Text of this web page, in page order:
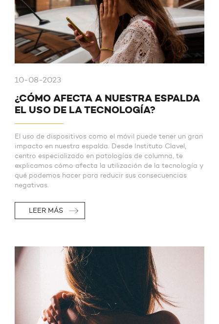
10-08-2023
¿CÓMO AFECTA A NUESTRA ESPALDA
EL USO DE LA TECNOLOGÍA?
El uso de dispositivos como el móvil puede tener un gran
impacto en nuestra espalda. Desde Instituto Clavel,
centro especializado en patologías de columna, te
explicamos cómo afecta la utilización de la tecnología y
qué podemos hacer para reducir sus consecuencias
negativas.
LEER MÁS